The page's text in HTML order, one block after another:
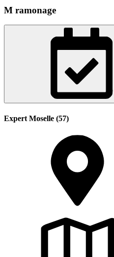
M ramonage
Expert Moselle (57)